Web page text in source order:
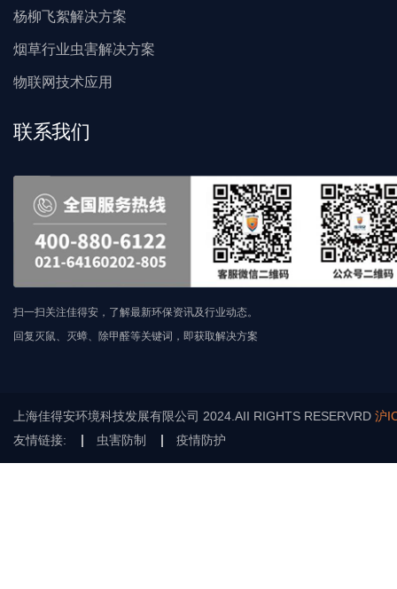
杨柳飞絮解决方案
烟草行业虫害解决方案
物联网技术应用
联系我们
扫一扫关注佳得安，了解最新环保资讯及行业动态。
回复灭鼠、灭蟑、除甲醛等关键词，即获取解决方案
上海佳得安环境科技发展有限公司 2024.AII RIGHTS RESERVRD 沪
友情链接:
虫害防制 疫情防护